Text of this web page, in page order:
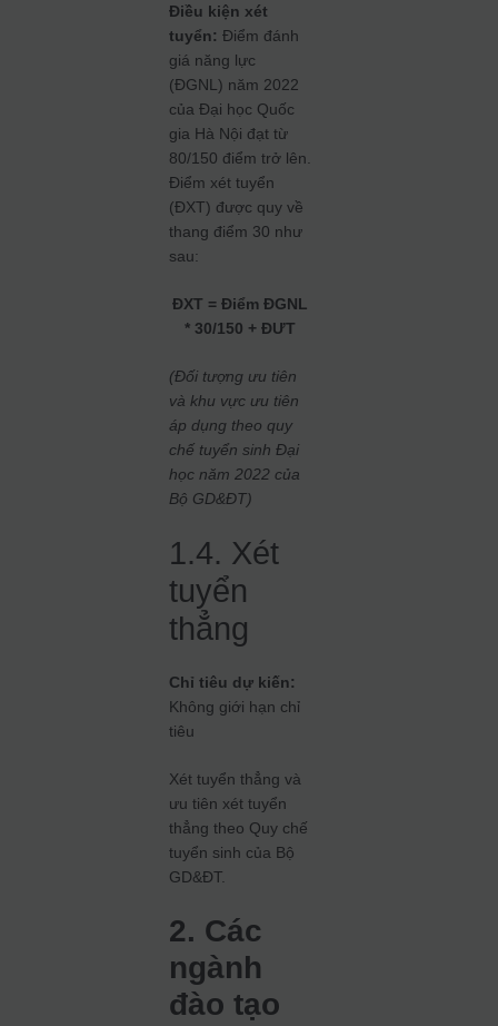
Điều kiện xét
tuyển:Điểm đánh
giá năng lực
(ĐGNL) năm 2022
của Đại học Quốc
gia Hà Nội đạt từ
80/150 điểm trở lên.
Điểm xét tuyển
(ĐXT) được quy về
thang điểm 30 như
sau:
ĐXT = Điểm ĐGNL
* 30/150 + ĐƯT
(Đối tượng ưu tiên
và khu vực ưu tiên
áp dụng theo quy
chế tuyển sinh Đại
học năm 2022 của
Bộ GD&ĐT)
1.4. Xét
tuyển
thẳng
Chỉ tiêu dự kiến:
Không giới hạn chỉ
tiêu
Xét tuyển thẳng và
ưu tiên xét tuyển
thẳng theo Quy chế
tuyển sinh của Bộ
GD&ĐT.
2. Các
ngành
đào tạo